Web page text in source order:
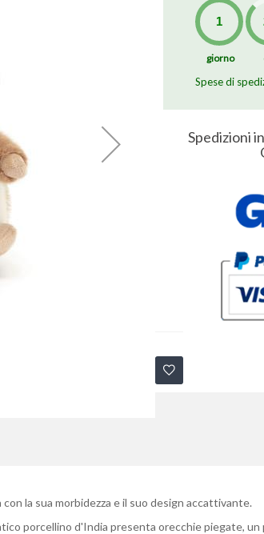
giorno
Spese di
Spedizioni
la sua morbidezza e il suo design accattivante.
porcellino d'India presenta orecchie piegate,